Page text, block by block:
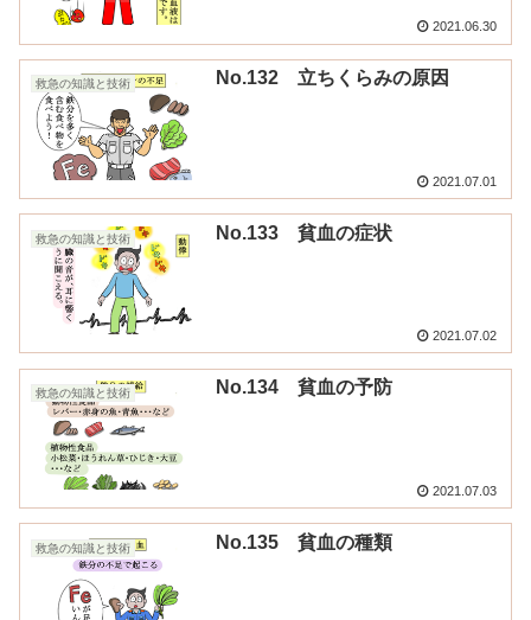
2021.06.30
救急の知識と技術 No.132 立ちくらみの原因
2021.07.01
救急の知識と技術 No.133 貧血の症状
2021.07.02
救急の知識と技術 No.134 貧血の予防
2021.07.03
救急の知識と技術 No.135 貧血の種類